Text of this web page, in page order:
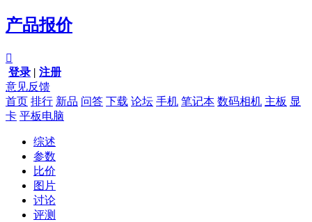
产品报价

登录 | 注册
意见反馈
首页 排行 新品 问答 下载 论坛 手机 笔记本 数码相机 主板 显
卡 平板电脑
综述
参数
比价
图片
讨论
评测